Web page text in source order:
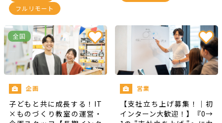
フルリモート
全国
企画
子どもと共に成長する！IT
×ものづくり教室の運営・
営業
【支社立ち上げ募集！｜初
インターン大歓迎！】『0→